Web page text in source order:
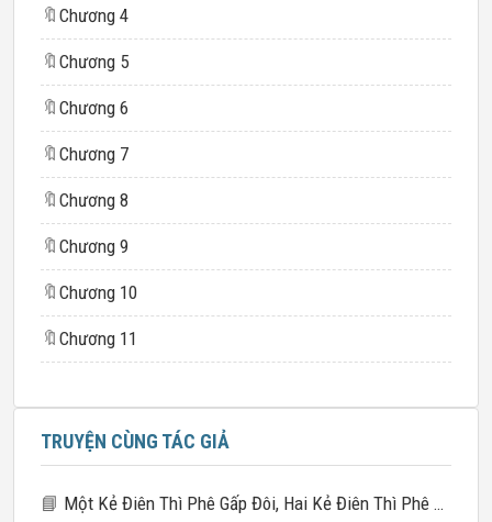
🔖 Chương 4
🔖 Chương 5
🔖 Chương 6
🔖 Chương 7
🔖 Chương 8
🔖 Chương 9
🔖 Chương 10
🔖 Chương 11
TRUYỆN CÙNG TÁC GIẢ
📘 Một Kẻ Điên Thì Phê Gấp Đôi, Hai Kẻ Điên Thì Phê Gấp Mười